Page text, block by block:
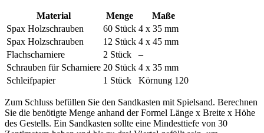
Material Menge
Maße
Spax Holzschrauben
60 Stück 4 x 35 mm
Spax Holzschrauben
12 Stück 4 x 45 mm
Flachscharniere
2 Stück
–
Schrauben für Scharniere 20 Stück 4 x 35 mm
Schleifpapier
1 Stück Körnung 120
Zum Schluss befüllen Sie den Sandkasten mit Spielsand. Berechnen
Sie die benötigte Menge anhand der Formel Länge x Breite x Höhe
des Gestells. Ein Sandkasten sollte eine Mindesttiefe von 30